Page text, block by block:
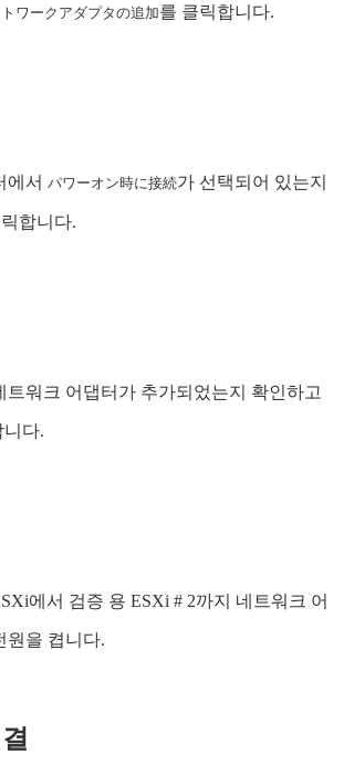
ワークアダプタの追加를 클릭합니다.
에서 パワーオン時に接続가 선택되어 있는지
합니다.
트워크 어댑터가 추가되었는지 확인하고
니다.
에서 검증 용 ESXi # 2까지 네트워크 어
원을 켭니다.